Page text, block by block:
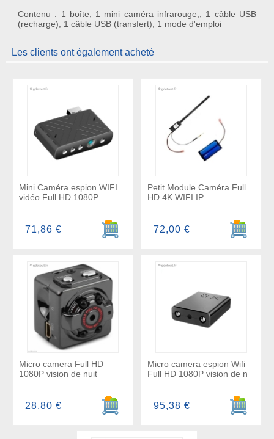
Contenu : 1 boîte, 1 mini caméra infrarouge,, 1 câble USB
(recharge), 1 câble USB (transfert), 1 mode d'emploi
Les clients ont également acheté
Mini Caméra espion WIFI
vidéo Full HD 1080P
Ajouter au panier
71,86 €
Petit Module Caméra Full
HD 4K WIFI IP
Ajouter
72,00 €
Micro camera Full HD
1080P vision de nuit
Ajouter au panier
28,80 €
Micro camera espion Wifi
Full HD 1080P vision de n
Ajouter
95,38 €